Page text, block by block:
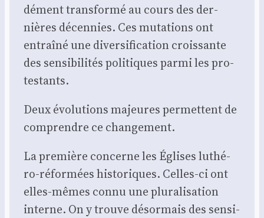
dé­ment trans­for­mé au cours des der­
nières décen­nies. Ces muta­tions ont
entraî­né une diver­si­fi­ca­tion crois­sante
des sen­si­bi­li­tés poli­tiques par­mi les pro­
tes­tants.
Deux évo­lu­tions majeures per­mettent de
com­prendre ce chan­ge­ment.
La pre­mière concerne les Églises luthé­
ro-réfor­mées his­to­riques. Celles-ci ont
elles-mêmes connu une plu­ra­li­sa­tion
interne. On y trouve désor­mais des sen­si­